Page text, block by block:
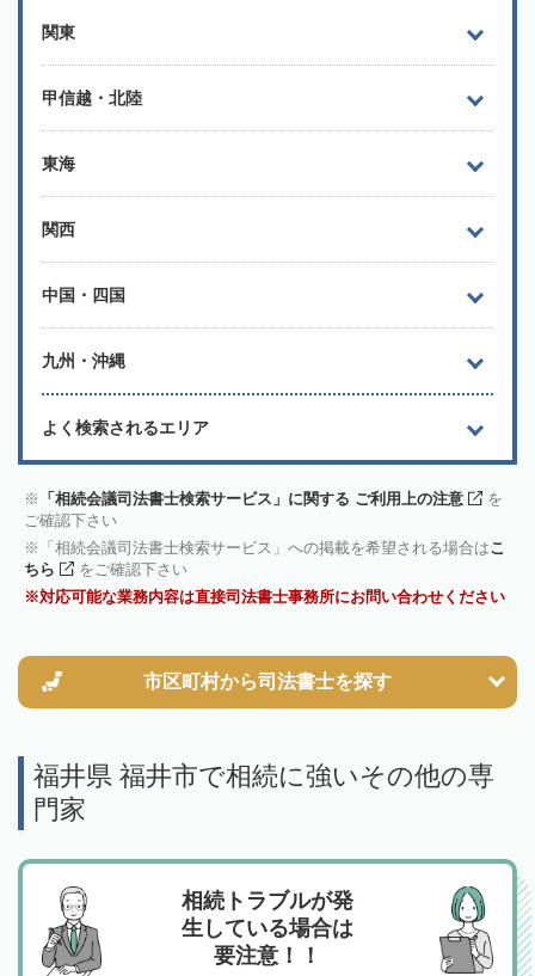
関東
甲信越・北陸
東海
関西
中国・四国
九州・沖縄
よく検索されるエリア
「相続会議司法書士検索サービス」に関する ご利用上の注意
を
ご確認下さい
「相続会議司法書士検索サービス」への掲載を希望される場合はこ
ちら
をご確認下さい
対応可能な業務内容は直接司法書士事務所にお問い合わせください
市区町村から司法書士を探す
福井県 福井市で相続に強いその他の専
門家
相続トラブルが発
生している場合は
要注意！！